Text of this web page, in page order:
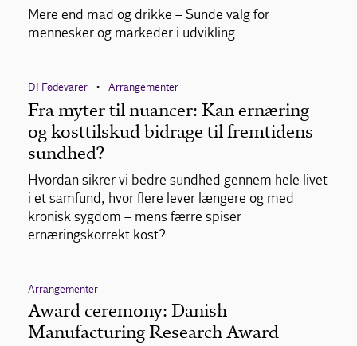
Mere end mad og drikke – Sunde valg for
mennesker og markeder i udvikling
DI Fødevarer • Arrangementer
Fra myter til nuancer: Kan ernæring
og kosttilskud bidrage til fremtidens
sundhed?
Hvordan sikrer vi bedre sundhed gennem hele livet
i et samfund, hvor flere lever længere og med
kronisk sygdom – mens færre spiser
ernæringskorrekt kost?
Arrangementer
Award ceremony: Danish
Manufacturing Research Award